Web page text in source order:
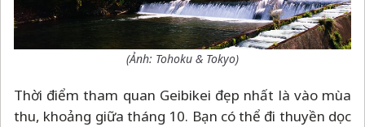
(Ảnh: Tohoku & Tokyo)
Thời điểm tham quan Geibikei đẹp nhất là vào mùa
thu, khoảng giữa tháng 10. Bạn có thể đi thuyền dọc